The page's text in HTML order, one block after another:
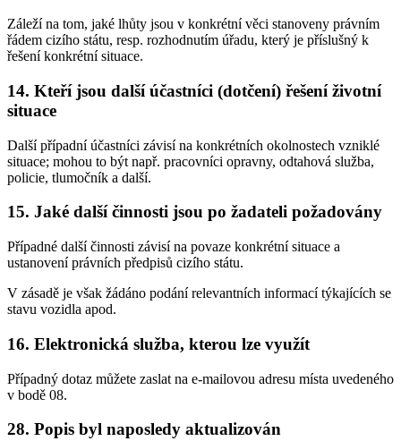
Záleží na tom, jaké lhůty jsou v konkrétní věci stanoveny právním
řádem cizího státu, resp. rozhodnutím úřadu, který je příslušný k
řešení konkrétní situace.
14. Kteří jsou další účastníci (dotčení) řešení životní
situace
Další případní účastníci závisí na konkrétních okolnostech vzniklé
situace; mohou to být např. pracovníci opravny, odtahová služba,
policie, tlumočník a další.
15. Jaké další činnosti jsou po žadateli požadovány
Případné další činnosti závisí na povaze konkrétní situace a
ustanovení právních předpisů cizího státu.
V zásadě je však žádáno podání relevantních informací týkajících se
stavu vozidla apod.
16. Elektronická služba, kterou lze využít
Případný dotaz můžete zaslat na e-mailovou adresu místa uvedeného
v bodě 08.
28. Popis byl naposledy aktualizován